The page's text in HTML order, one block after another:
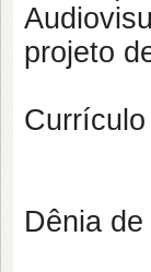
projeto
Dênia